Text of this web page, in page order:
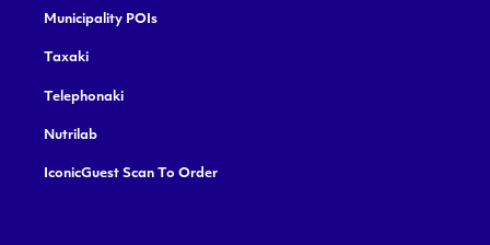
Municipality POIs
Taxaki
Telephonaki
Nutrilab
IconicGuest Scan To Order